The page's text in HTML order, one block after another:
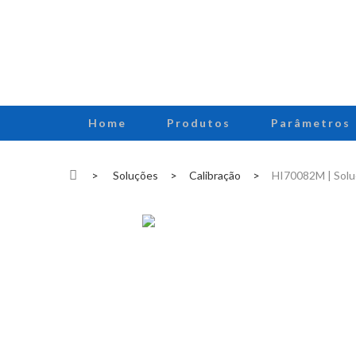
Home Produtos Parâmetros
> Soluções > Calibração > HI70082M |